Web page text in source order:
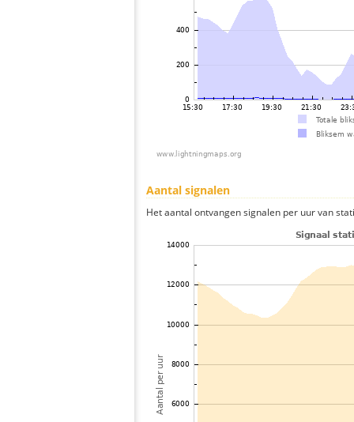
Aantal signalen
Het aantal ontvangen signalen per uur van